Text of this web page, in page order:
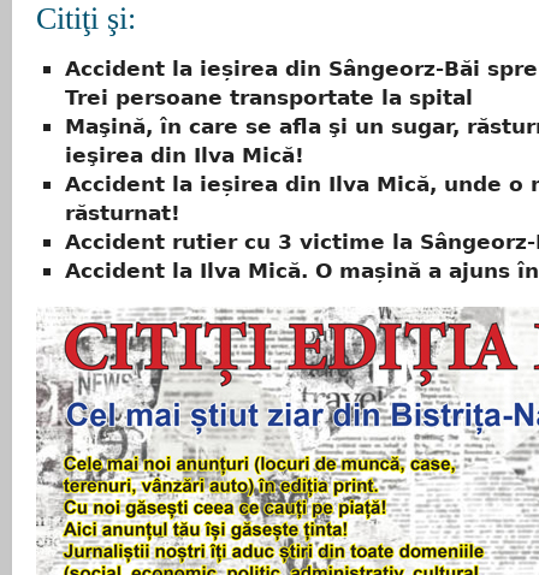
Citiţi şi:
Accident la ieșirea din Sângeorz-Băi
Trei persoane transportate la spital
Maşină, în care se afla şi un sugar,
ieşirea din Ilva Mică!
Accident la ieșirea din Ilva Mică, unde o
răsturnat!
Accident rutier cu 3 victime la Sângeorz-
Accident la Ilva Mică. O mașină a ajuns